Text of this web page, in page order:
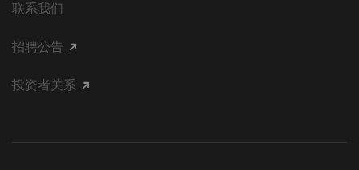
联系我们
招聘公告
投资者关系